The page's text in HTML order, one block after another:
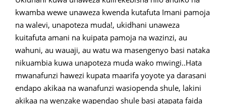
kwamba wewe unaweza kwenda kutafuta Imani pamoja
na walevi, unapoteza muda!, ukidhani unaweza
kuitafuta amani na kuipata pamoja na wazinzi, au
wahuni, au wauaji, au watu wa masengenyo basi nataka
nikuambia kuwa unapoteza muda wako mwingi..Hata
mwanafunzi hawezi kupata maarifa yoyote ya darasani
endapo akikaa na wanafunzi wasiopenda shule, lakini
akikaa na wenzake wapendao shule basi atapata faida